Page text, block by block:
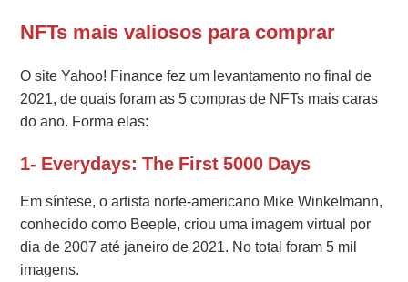
NFTs mais valiosos para comprar
O site Yahoo! Finance fez um levantamento no final de
2021, de quais foram as 5 compras de NFTs mais caras
do ano. Forma elas:
1- Everydays: The First 5000 Days
Em síntese, o artista norte-americano Mike Winkelmann,
conhecido como Beeple, criou uma imagem virtual por
dia de 2007 até janeiro de 2021. No total foram 5 mil
imagens.